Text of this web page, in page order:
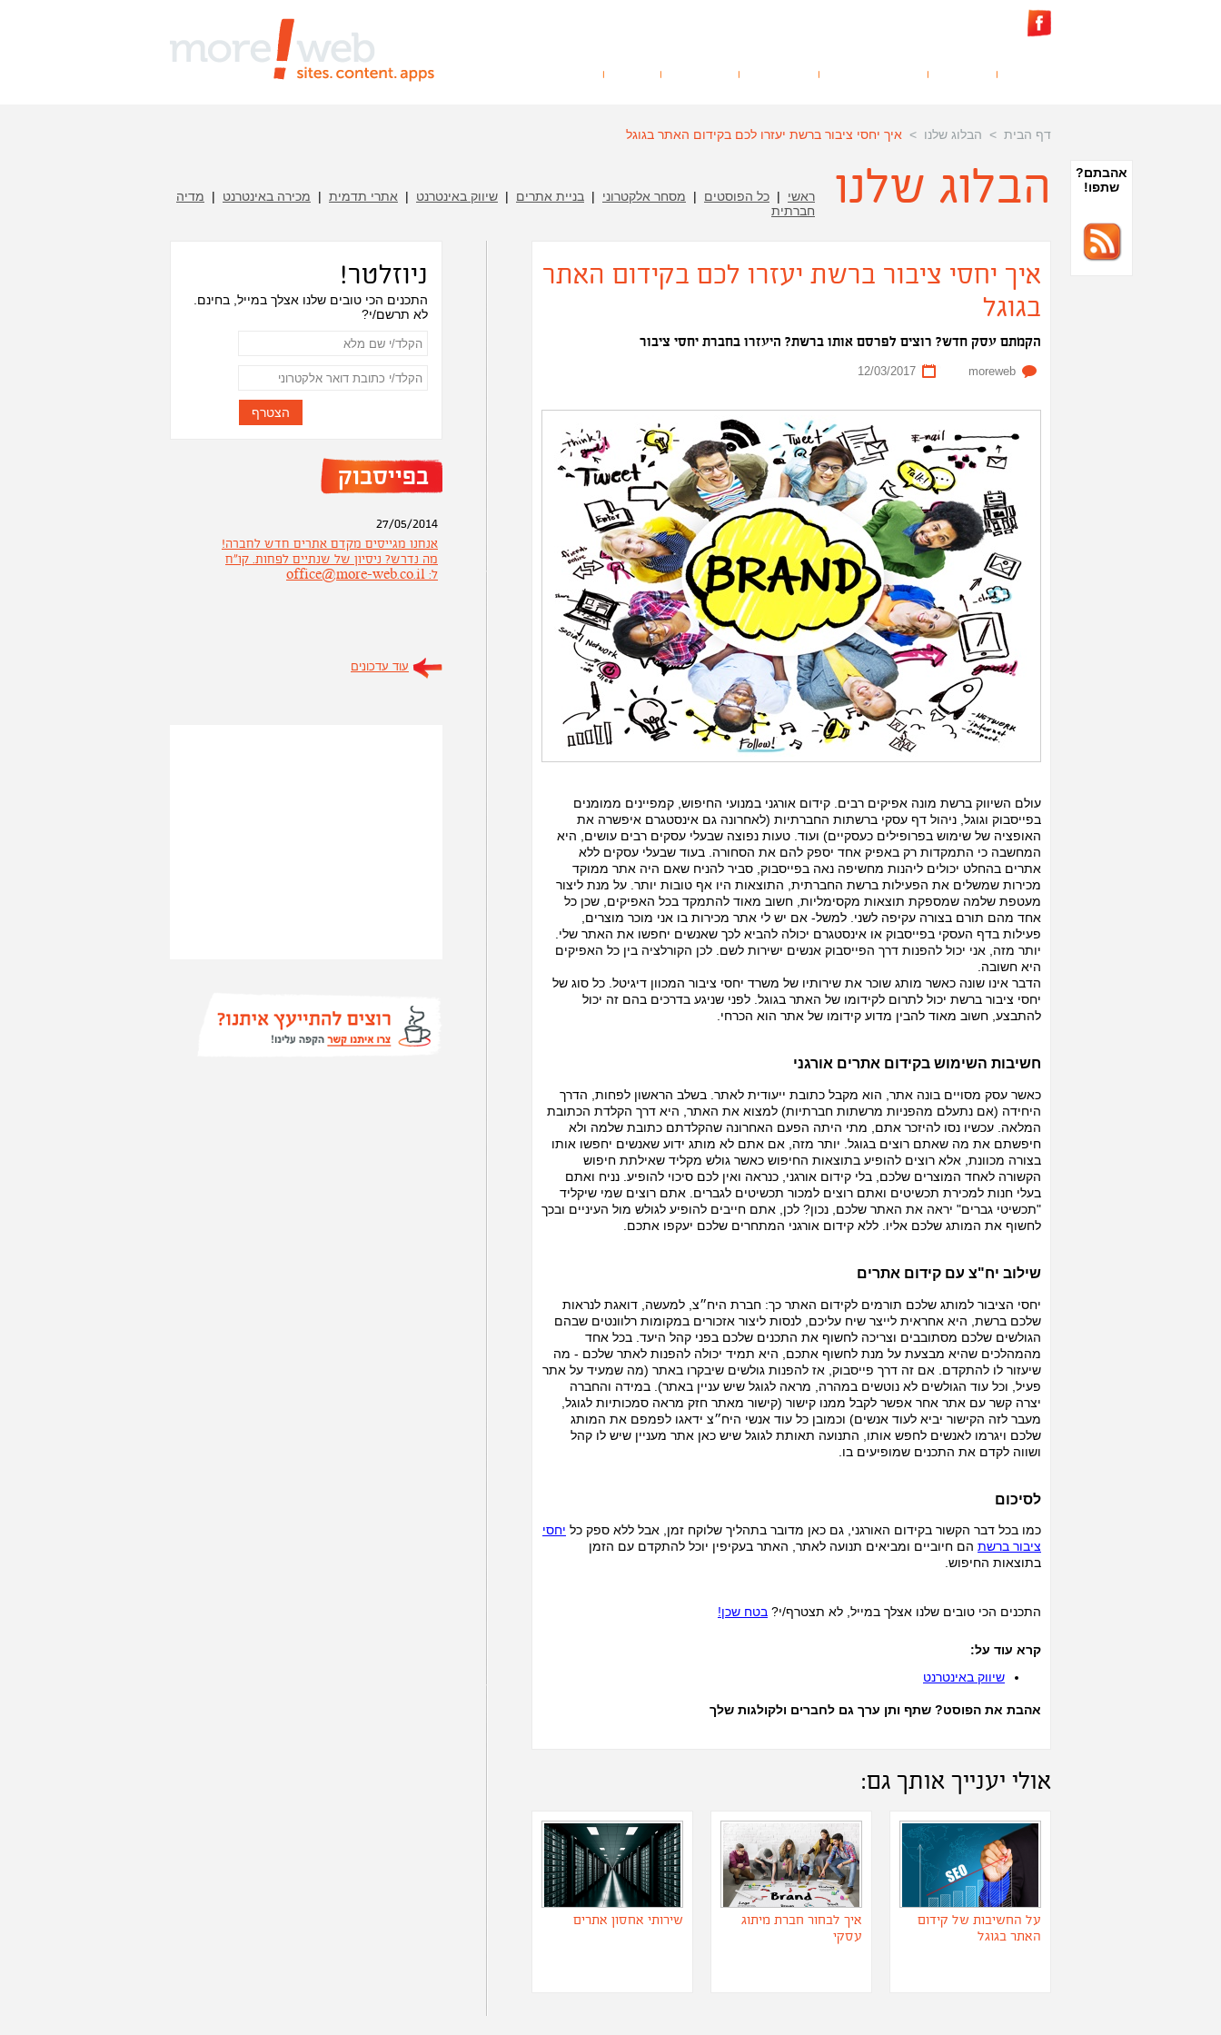
דף הבית > הבלוג שלנו > איך יחסי ציבור ברשת יעזרו לכם בקידום האתר בגוגל
הבלוג שלנו ראשי | כל הפוסטים | מסחר אלקטרוני | בניית אתרים | שיווק באינטרנט | אתרי תדמית | מכירה באינטרנט | מדיה
חברתית
אהבתם?
שתפו!
איך יחסי ציבור ברשת יעזרו לכם בקידום האתר
בגוגל
הקמתם עסק חדש? רוצים לפרסם אותו ברשת? היעזרו בחברת יחסי ציבור
moreweb
12/03/2017
עולם השיווק ברשת מונה אפיקים רבים. קידום אורגני במנועי החיפוש, קמפיינים ממומנים
בפייסבוק וגוגל, ניהול דף עסקי ברשתות החברתיות (לאחרונה גם אינסטגרם איפשרה את
האופציה של שימוש בפרופילים כעסקיים) ועוד. טעות נפוצה שבעלי עסקים רבים עושים, היא
המחשבה כי התמקדות רק באפיק אחד יספק להם את הסחורה. בעוד שבעלי עסקים ללא
אתרים בהחלט יכולים ליהנות מחשיפה נאה בפייסבוק, סביר להניח שאם היה אתר ממוקד
מכירות שמשלים את הפעילות ברשת החברתית, התוצאות היו אף טובות יותר. על מנת ליצור
מעטפת שלמה שמספקת תוצאות מקסימליות, חשוב מאוד להתמקד בכל האפיקים, שכן כל
אחד מהם תורם בצורה עקיפה לשני. למשל- אם יש לי אתר מכירות בו אני מוכר מוצרים,
פעילות בדף העסקי בפייסבוק או אינסטגרם יכולה להביא לכך שאנשים יחפשו את האתר שלי.
יותר מזה, אני יכול להפנות דרך הפייסבוק אנשים ישירות לשם. לכן הקורלציה בין כל האפיקים
היא חשובה.
הדבר אינו שונה כאשר מותג שוכר את שירותיו של משרד יחסי ציבור המכוון דיגיטל. כל סוג של
יחסי ציבור ברשת יכול לתרום לקידומו של האתר בגוגל. לפני שניגע בדרכים בהם זה יכול
להתבצע, חשוב מאוד להבין מדוע קידומו של אתר הוא הכרחי.
חשיבות השימוש בקידום אתרים אורגני
כאשר עסק מסויים בונה אתר, הוא מקבל כתובת ייעודית לאתר. בשלב הראשון לפחות, הדרך
היחידה (אם נתעלם מהפניות מרשתות חברתיות) למצוא את האתר, היא דרך הקלדת הכתובת
המלאה. עכשיו נסו להיזכר אתם, מתי היתה הפעם האחרונה שהקלדתם כתובת שלמה ולא
חיפשתם את מה שאתם רוצים בגוגל. יותר מזה, אם אתם לא מותג ידוע שאנשים יחפשו אותו
בצורה מכוונת, אלא רוצים להופיע בתוצאות החיפוש כאשר גולש מקליד שאילתת חיפוש
הקשורה לאחד המוצרים שלכם, בלי קידום אורגני, כנראה ואין לכם סיכוי להופיע. נניח ואתם
בעלי חנות למכירת תכשיטים ואתם רוצים למכור תכשיטים לגברים. אתם רוצים שמי שיקליד
"תכשיטי גברים" יראה את האתר שלכם, נכון? לכן, אתם חייבים להופיע לגולש מול העיניים ובכך
לחשוף את המותג שלכם אליו. ללא קידום אורגני המתחרים שלכם יעקפו אתכם.
שילוב יח"צ עם קידום אתרים
יחסי הציבור למותג שלכם תורמים לקידום האתר כך: חברת היח״צ, למעשה, דואגת לנראות
שלכם ברשת, היא אחראית לייצר שיח עליכם, לנסות ליצור אזכורים במקומות רלוונטים שבהם
הגולשים שלכם מסתובבים וצריכה לחשוף את התכנים שלכם בפני קהל היעד. בכל אחד
מהמהלכים שהיא מבצעת על מנת לחשוף אתכם, היא תמיד יכולה להפנות לאתר שלכם - מה
שיעזור לו להתקדם. אם זה דרך פייסבוק, אז להפנות גולשים שיבקרו באתר (מה שמעיד על אתר
פעיל, וכל עוד הגולשים לא נוטשים במהרה, מראה לגוגל שיש עניין באתר). במידה והחברה
יצרה קשר עם אתר אחר אפשר לקבל ממנו קישור (קישור מאתר חזק מראה סמכותיות לגוגל,
מעבר לזה הקישור יביא לעוד אנשים) וכמובן כל עוד אנשי היח״צ ידאגו לפמפם את המותג
שלכם ויגרמו לאנשים לחפש אותו, התנועה תאותת לגוגל שיש כאן אתר מעניין שיש לו קהל
ושווה לקדם את התכנים שמופיעים בו.
לסיכום
כמו בכל דבר הקשור בקידום האורגני, גם כאן מדובר בתהליך שלוקח זמן, אבל ללא ספק כל יחסי
ציבור ברשת הם חיוביים ומביאים תנועה לאתר, האתר בעקיפין יוכל להתקדם עם הזמן
בתוצאות החיפוש.
התכנים הכי טובים שלנו אצלך במייל, לא תצטרף/י? בטח שכן!
קרא עוד על:
שיווק באינטרנט
אהבת את הפוסט? שתף ותן ערך גם לחברים ולקולגות שלך
אולי יענייך אותך גם:
על החשיבות של קידום
האתר בגוגל
איך לבחור חברת מיתוג
עסקי
שירותי אחסון אתרים
ניוזלטר!
התכנים הכי טובים שלנו אצלך במייל, בחינם.
לא תרשם/י?
בפייסבוק
27/05/2014
אנחנו מגייסים מקדם אתרים חדש לחברה!
מה נדרש? ניסיון של שנתיים לפחות. קו"ח
ל: office@more-web.co.il
26/05/2014
משקיעים את כל כולכם בדף הפייסבוק
13/02/2014
עוד עדכונים